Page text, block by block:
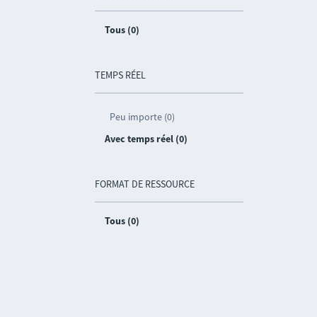
Tous (0)
TEMPS RÉEL
Peu importe (0)
Avec temps réel (0)
FORMAT DE RESSOURCE
Tous (0)